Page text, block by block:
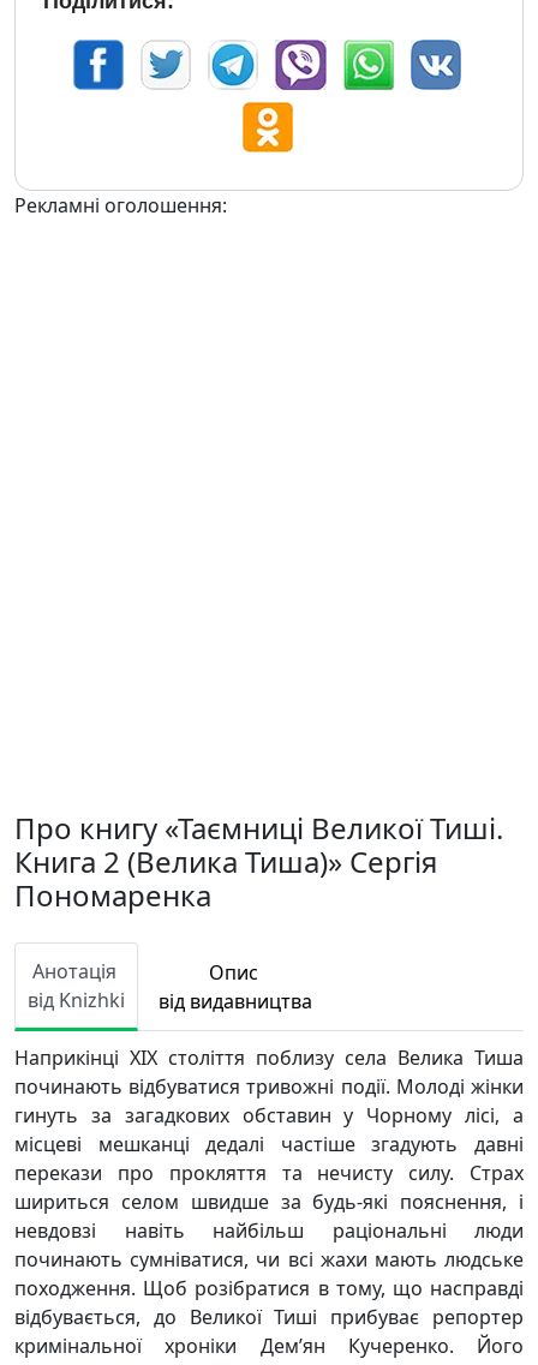
Рекламні оголошення:
Про книгу «Таємниці Великої Тиші.
Книга 2 (Велика Тиша)» Сергія
Пономаренка
Анотація
від Knizhki
Опис
від видавництва
Наприкінці XIX століття поблизу села Велика Тиша
починають відбуватися тривожні події. Молоді жінки
гинуть за загадкових обставин у Чорному лісі, а
місцеві мешканці дедалі частіше згадують давні
перекази про прокляття та нечисту силу. Страх
шириться селом швидше за будь-які пояснення, і
невдовзі навіть найбільш раціональні люди
починають сумніватися, чи всі жахи мають людське
походження. Щоб розібратися в тому, що насправді
відбувається, до Великої Тиші прибуває репортер
кримінальної хроніки Дем’ян Кучеренко. Його